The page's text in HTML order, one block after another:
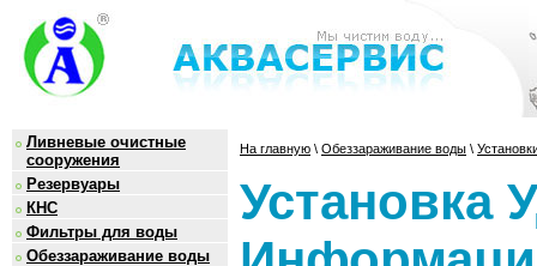
Ливневые очистные
сооружения
Резервуары
КНС
Фильтры для воды
Обеззараживание воды
На главную \ Обеззараживание воды \
Установка